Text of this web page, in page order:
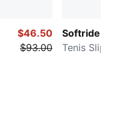
$46.50
$93.00
Softride
Tenis Slip-